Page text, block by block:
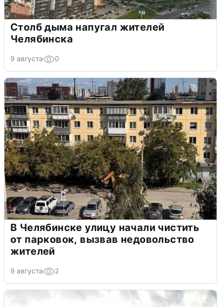
Столб дыма напугал жителей
Челябинска
9 августа 0
В Челябинске улицу начали чистить
от парковок, вызвав недовольство
жителей
9 августа 2